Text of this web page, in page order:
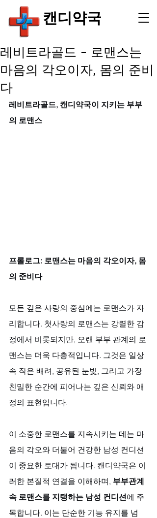
​캔디약국
레비트라골드 - 로맨스는
마음의 각오이자, 몸의 준비
다
레비트라골드, 캔디약국이 지키는 부부
의 로맨스
프롤로그: 로맨스는 마음의 각오이자, 몸
의 준비다
모든 깊은 사랑의 중심에는 로맨스가 자
리합니다. 첫사랑의 로맨스는 강렬한 감
정에서 비롯되지만, 오랜 부부 관계의 로
맨스는 더욱 다층적입니다. 그것은 일상
속 작은 배려, 공유된 눈빛, 그리고 가장
친밀한 순간에 피어나는 깊은 신뢰와 애
정의 표현입니다.
이 소중한 로맨스를 지속시키는 데는 마
음의 각오와 더불어 건강한 남성 컨디션
이 중요한 토대가 됩니다. 캔디약국은 이
러한 본질적 연결을 이해하며, 부부관계
속 로맨스를 지탱하는 남성 컨디션에 주
목합니다. 이는 단순한 기능 유지를 넘